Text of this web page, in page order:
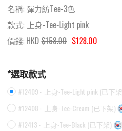
名稱: 彈力紡Tee-3色
款式: 上身-Tee-Light pink
價錢: HKD $158.00 $128.00
*選取款式
#12409 - 上身-Tee-Light pink (已下架
#12408 - 上身-Tee-Cream (已下架)
#12413 - 上身-Tee-Black (已下架)